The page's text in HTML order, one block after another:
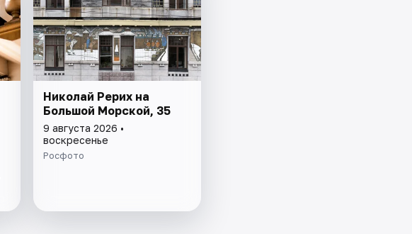
Николай Рерих на
Большой Морской, 35
9 августа 2026 •
воскресенье
Росфото